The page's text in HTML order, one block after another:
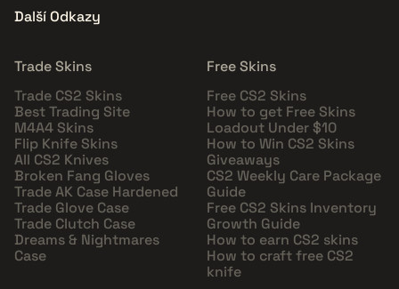
Další Odkazy
Trade Skins
Trade CS2 Skins
Best Trading Site
M4A4 Skins
Flip Knife Skins
All CS2 Knives
Broken Fang Gloves
Trade AK Case Hardened
Trade Glove Case
Trade Clutch Case
Dreams & Nightmares
Case
Free Skins
Free CS2 Skins
How to get Free Skins
Loadout Under $10
How to Win CS2 Skins
Giveaways
CS2 Weekly Care Package
Guide
Free CS2 Skins Inventory
Growth Guide
How to earn CS2 skins
How to craft free CS2
knife